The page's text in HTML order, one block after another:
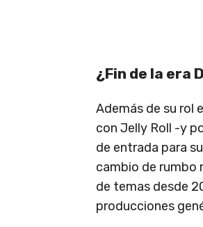
¿Fin de la era
Además de su rol
con Jelly Roll -y
de entrada para
cambio de rumbo
de temas desde
producciones